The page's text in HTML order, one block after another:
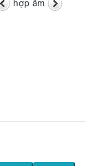
hợp âm